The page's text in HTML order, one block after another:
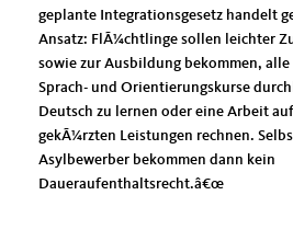
geplante Integrationsgesetz handelt
Ansatz: FlÃ¼chtlinge sollen leichter
sowie zur Ausbildung bekommen,
Sprach- und Orientierungskurse
Deutsch zu lernen oder eine Arbeit
gekÃ¼rzten Leistungen rechnen.
Asylbewerber bekommen dann kein
Daueraufenthaltsrecht.â€œ